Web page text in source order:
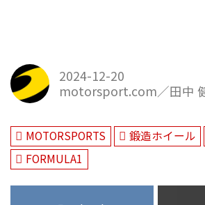
2024-12-20
motorsport.com／田中
MOTORSPORTS 鍛造ホイール
FORMULA1